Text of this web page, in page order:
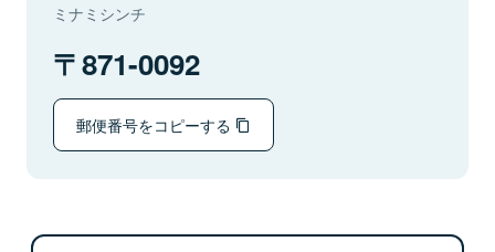
ミナミシンチ
871-0092
郵便番号をコピーする